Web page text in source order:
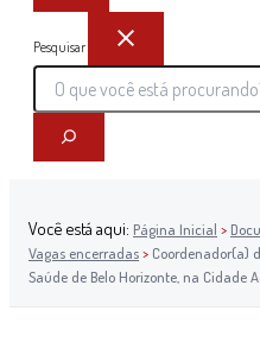
Pesquisar
Você está aqui: Página Inicial >
Vagas encerradas> Coordenador(a)
Saúde de Belo Horizonte, na Cidade